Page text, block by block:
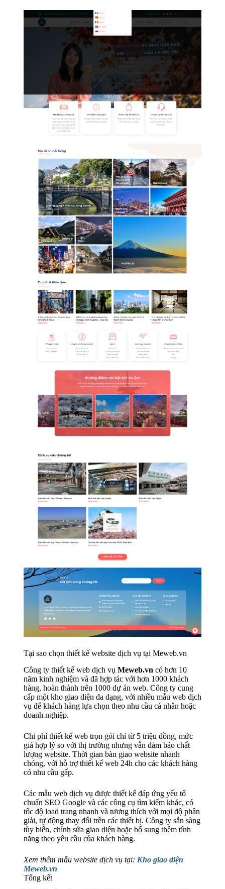
Tại sao chọn thiết kế website dịch vụ tại Meweb.vn
Công ty thiết kế web dịch vụ Meweb.vn có hơn 10
năm kinh nghiệm và đã hợp tác với hơn 1000 khách
hàng, hoàn thành trên 1000 dự án web. Công ty cung
cấp một kho giao diện đa dạng, với nhiều mẫu web dịch
vụ để khách hàng lựa chọn theo nhu cầu cá nhân hoặc
doanh nghiệp.
Chi phí thiết kế web trọn gói chỉ từ 5 triệu đồng, mức
giá hợp lý so với thị trường nhưng vẫn đảm bảo chất
lượng website. Thời gian bàn giao website nhanh
chóng, với hỗ trợ thiết kế web 24h cho các khách hàng
có nhu cầu gấp.
Các mẫu web dịch vụ được thiết kế đáp ứng yếu tố
chuẩn SEO Google và các công cụ tìm kiếm khác, có
tốc độ load trang nhanh và tương thích với mọi độ phân
giải, tự động thay đổi trên các thiết bị. Công ty sẵn sàng
tùy biến, chỉnh sửa giao diện hoặc bổ sung thêm tính
năng theo yêu cầu của khách hàng.
Xem thêm mẫu website dịch vụ tại: Kho giao diện
Meweb.vn
Tổng kết